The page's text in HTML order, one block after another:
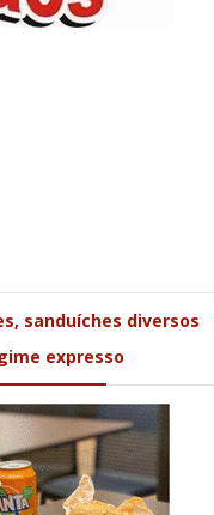
sanduíches diversos
expresso